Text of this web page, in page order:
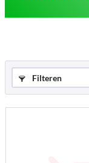
Filteren